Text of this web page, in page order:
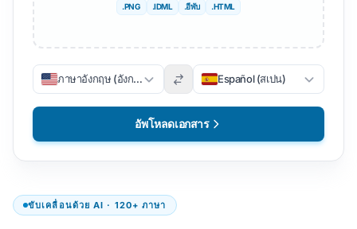
ขับเคลื่อนด้วย AI · 120+ ภาษา
.PNG
.IDML .อีพับ .HTML
ภาษาอังกฤษ (อังกฤษ) Español (สเปน)
อัพโหลดเอกสาร